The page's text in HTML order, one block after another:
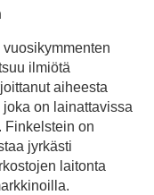
ilmiötä
aiheesta
on lainattavissa
Finkelstein on
jyrkästi
laitonta